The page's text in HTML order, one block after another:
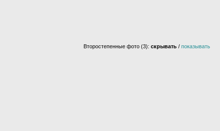
Второстепенные фото (3): скрывать / показывать